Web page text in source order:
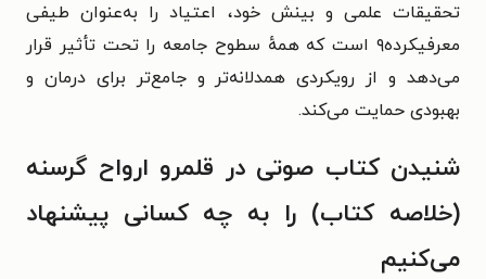
تحقیقات علمی و بینش خود، اعتیاد را به‌عنوان طیفی
معرفیکرده۹ است که همهٔ سطوح جامعه را تحت تأثیر قرار
می‌دهد و از رویکردی همدلانه‌تر و جامع‌تر برای درمان و
بهبودی حمایت می‌کند.
شنیدن کتاب صوتی در قلمرو ارواح گرسنه
(خلاصه کتاب) را به چه کسانی پیشنهاد
می‌کنیم